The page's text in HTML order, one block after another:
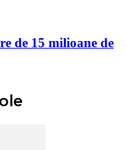
de 15 milioane de